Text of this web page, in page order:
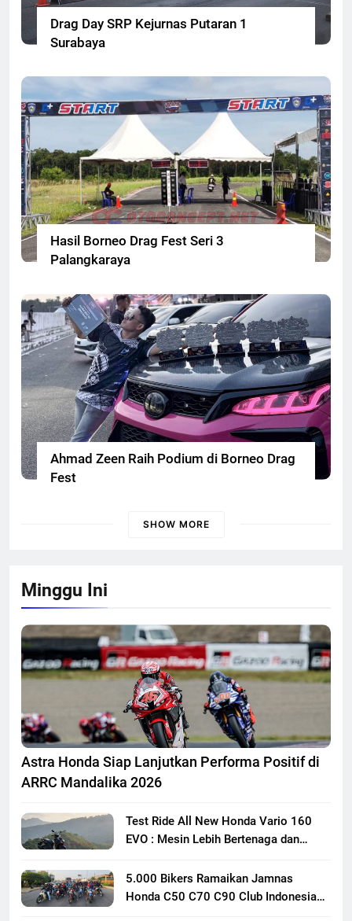
Drag Day SRP Kejurnas Putaran 1
Surabaya
Hasil Borneo Drag Fest Seri 3
Palangkaraya
Ahmad Zeen Raih Podium di Borneo Drag
Fest
SHOW MORE
Minggu Ini
Astra Honda Siap Lanjutkan Performa Positif di
ARRC Mandalika 2026
Test Ride All New Honda Vario 160
EVO : Mesin Lebih Bertenaga dan
5.000 Bikers Ramaikan Jamnas
Honda C50 C70 C90 Club Indonesia